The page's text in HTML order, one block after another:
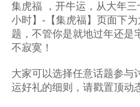
集虎福 ，开牛运，从大年
小时】-【集虎福】页面下
题，不管你是就地过年还是
不寂寞！
大家可以选择任意话题参与
运好礼的细则，请戳置顶动